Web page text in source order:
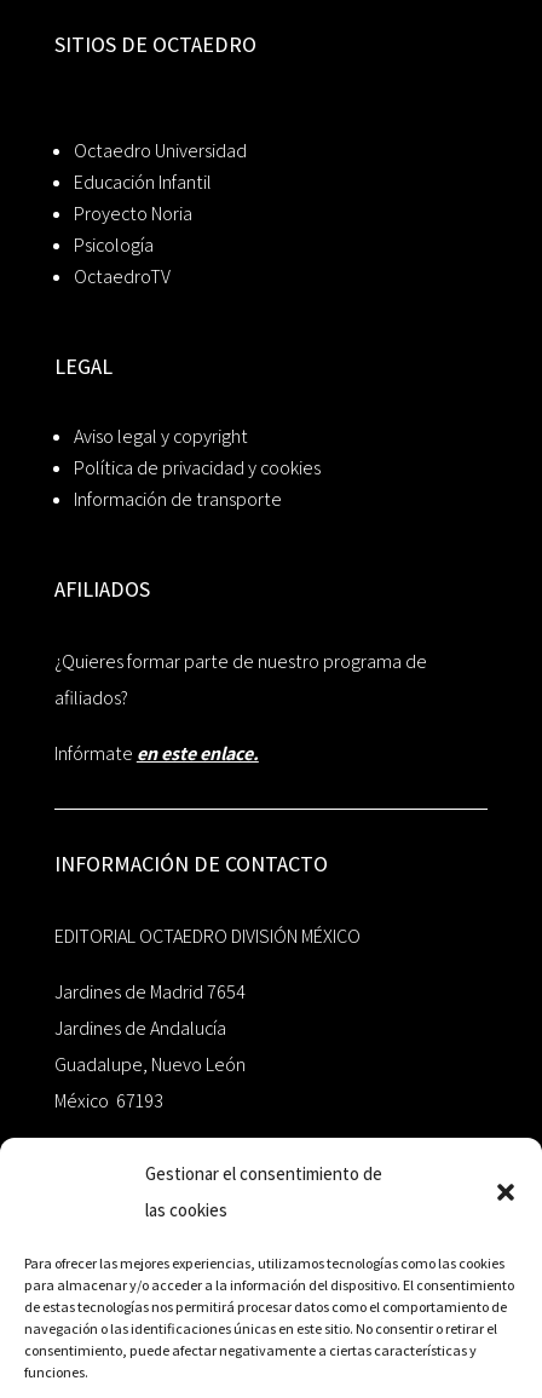
Gestionar el consentimiento de
las cookies
Para ofrecer las mejores experiencias, utilizamos tecnologías como las cookies
para almacenar y/o acceder a la información del dispositivo. El consentimiento
de estas tecnologías nos permitirá procesar datos como el comportamiento de
navegación o las identificaciones únicas en este sitio. No consentir o retirar el
consentimiento, puede afectar negativamente a ciertas características y
funciones.
SITIOS DE OCTAEDRO
Octaedro Universidad
Educación Infantil
Proyecto Noria
Psicología
OctaedroTV
LEGAL
Aviso legal y copyright
Política de privacidad y cookies
Información de transporte
AFILIADOS
¿Quieres formar parte de nuestro programa de
afiliados?
Infórmate en este enlace.
INFORMACIÓN DE CONTACTO
EDITORIAL OCTAEDRO DIVISIÓN MÉXICO
Jardines de Madrid 7654
Jardines de Andalucía
Guadalupe, Nuevo León
México 67193
+52 811.499.5638
RED DE DISTRIBUCIÓN
Distribuidores en México y Octaedro internacional